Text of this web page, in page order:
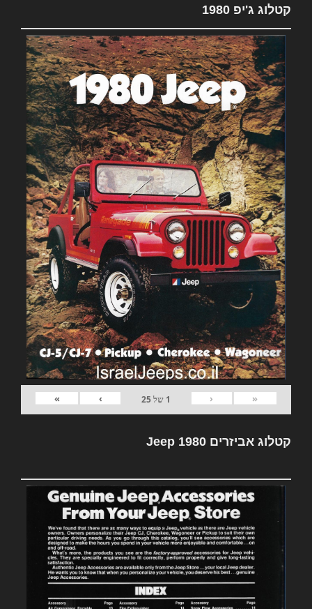
קטלוג ג'יפ 1980
«
‹
1 של25
›
»
קטלוג אביזרים Jeep 1980